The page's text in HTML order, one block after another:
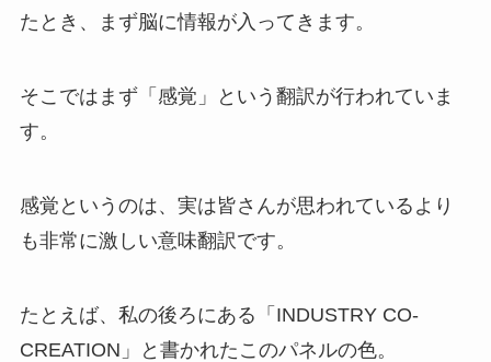
たとき、まず脳に情報が入ってきます。
そこではまず「感覚」という翻訳が行われていま
す。
感覚というのは、実は皆さんが思われているより
も非常に激しい意味翻訳です。
たとえば、私の後ろにある「INDUSTRY CO-
CREATION」と書かれたこのパネルの色。